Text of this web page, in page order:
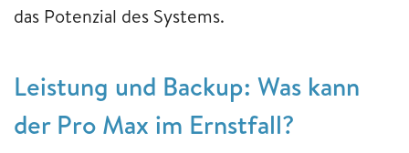
das Potenzial des Systems.
Leistung und Backup: Was kann
der Pro Max im Ernstfall?